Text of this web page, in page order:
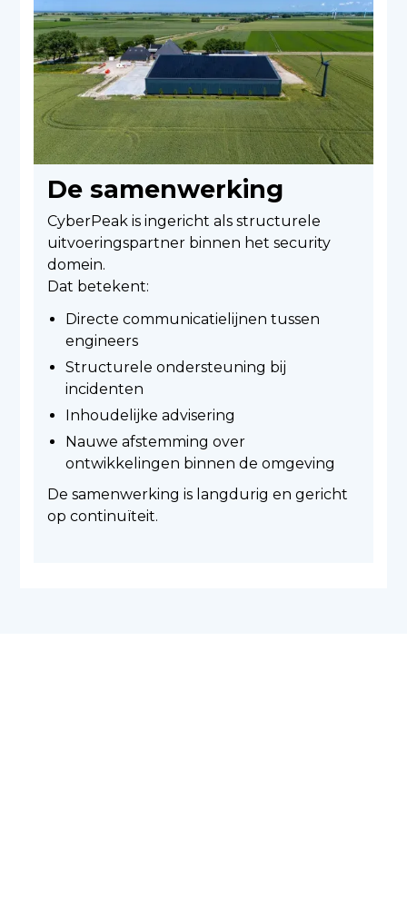
De samenwerking
CyberPeak is ingericht als structurele
uitvoeringspartner binnen het security
domein.
Dat betekent:
Directe communicatielijnen tussen
engineers
Structurele ondersteuning bij
incidenten
Inhoudelijke advisering
Nauwe afstemming over
ontwikkelingen binnen de omgeving
De samenwerking is langdurig en gericht
op continuïteit.